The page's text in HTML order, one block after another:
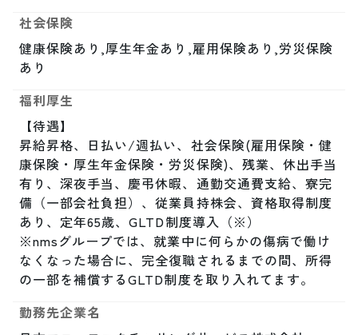
社会保険
健康保険あり,厚生年金あり,雇用保険あり,労災保険
あり
福利厚生
【待遇】
昇給昇格、日払い/週払い、社会保険(雇用保険・健
康保険・厚生年金保険・労災保険)、残業、休出手当
有り、深夜手当、慶弔休暇、通勤交通費支給、寮完
備（一部会社負担）、従業員持株会、資格取得制度
あり、定年65歳、GLTD制度導入（※）
※nmsグループでは、就業中に何らかの傷病で働け
なくなった場合に、完全復職されるまでの間、所得
の一部を補償するGLTD制度を取り入れてます。
勤務先企業名